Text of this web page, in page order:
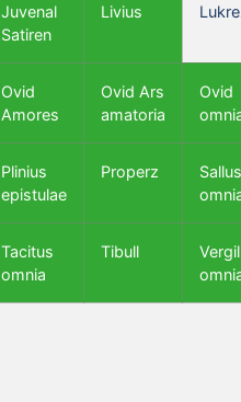
Juvenal
Satiren
Livius
Ovid
Amores
Ovid Ars
amatoria
Ovid
Plinius
epistulae
Properz
Tacitus
omnia
Tibull
Vergil